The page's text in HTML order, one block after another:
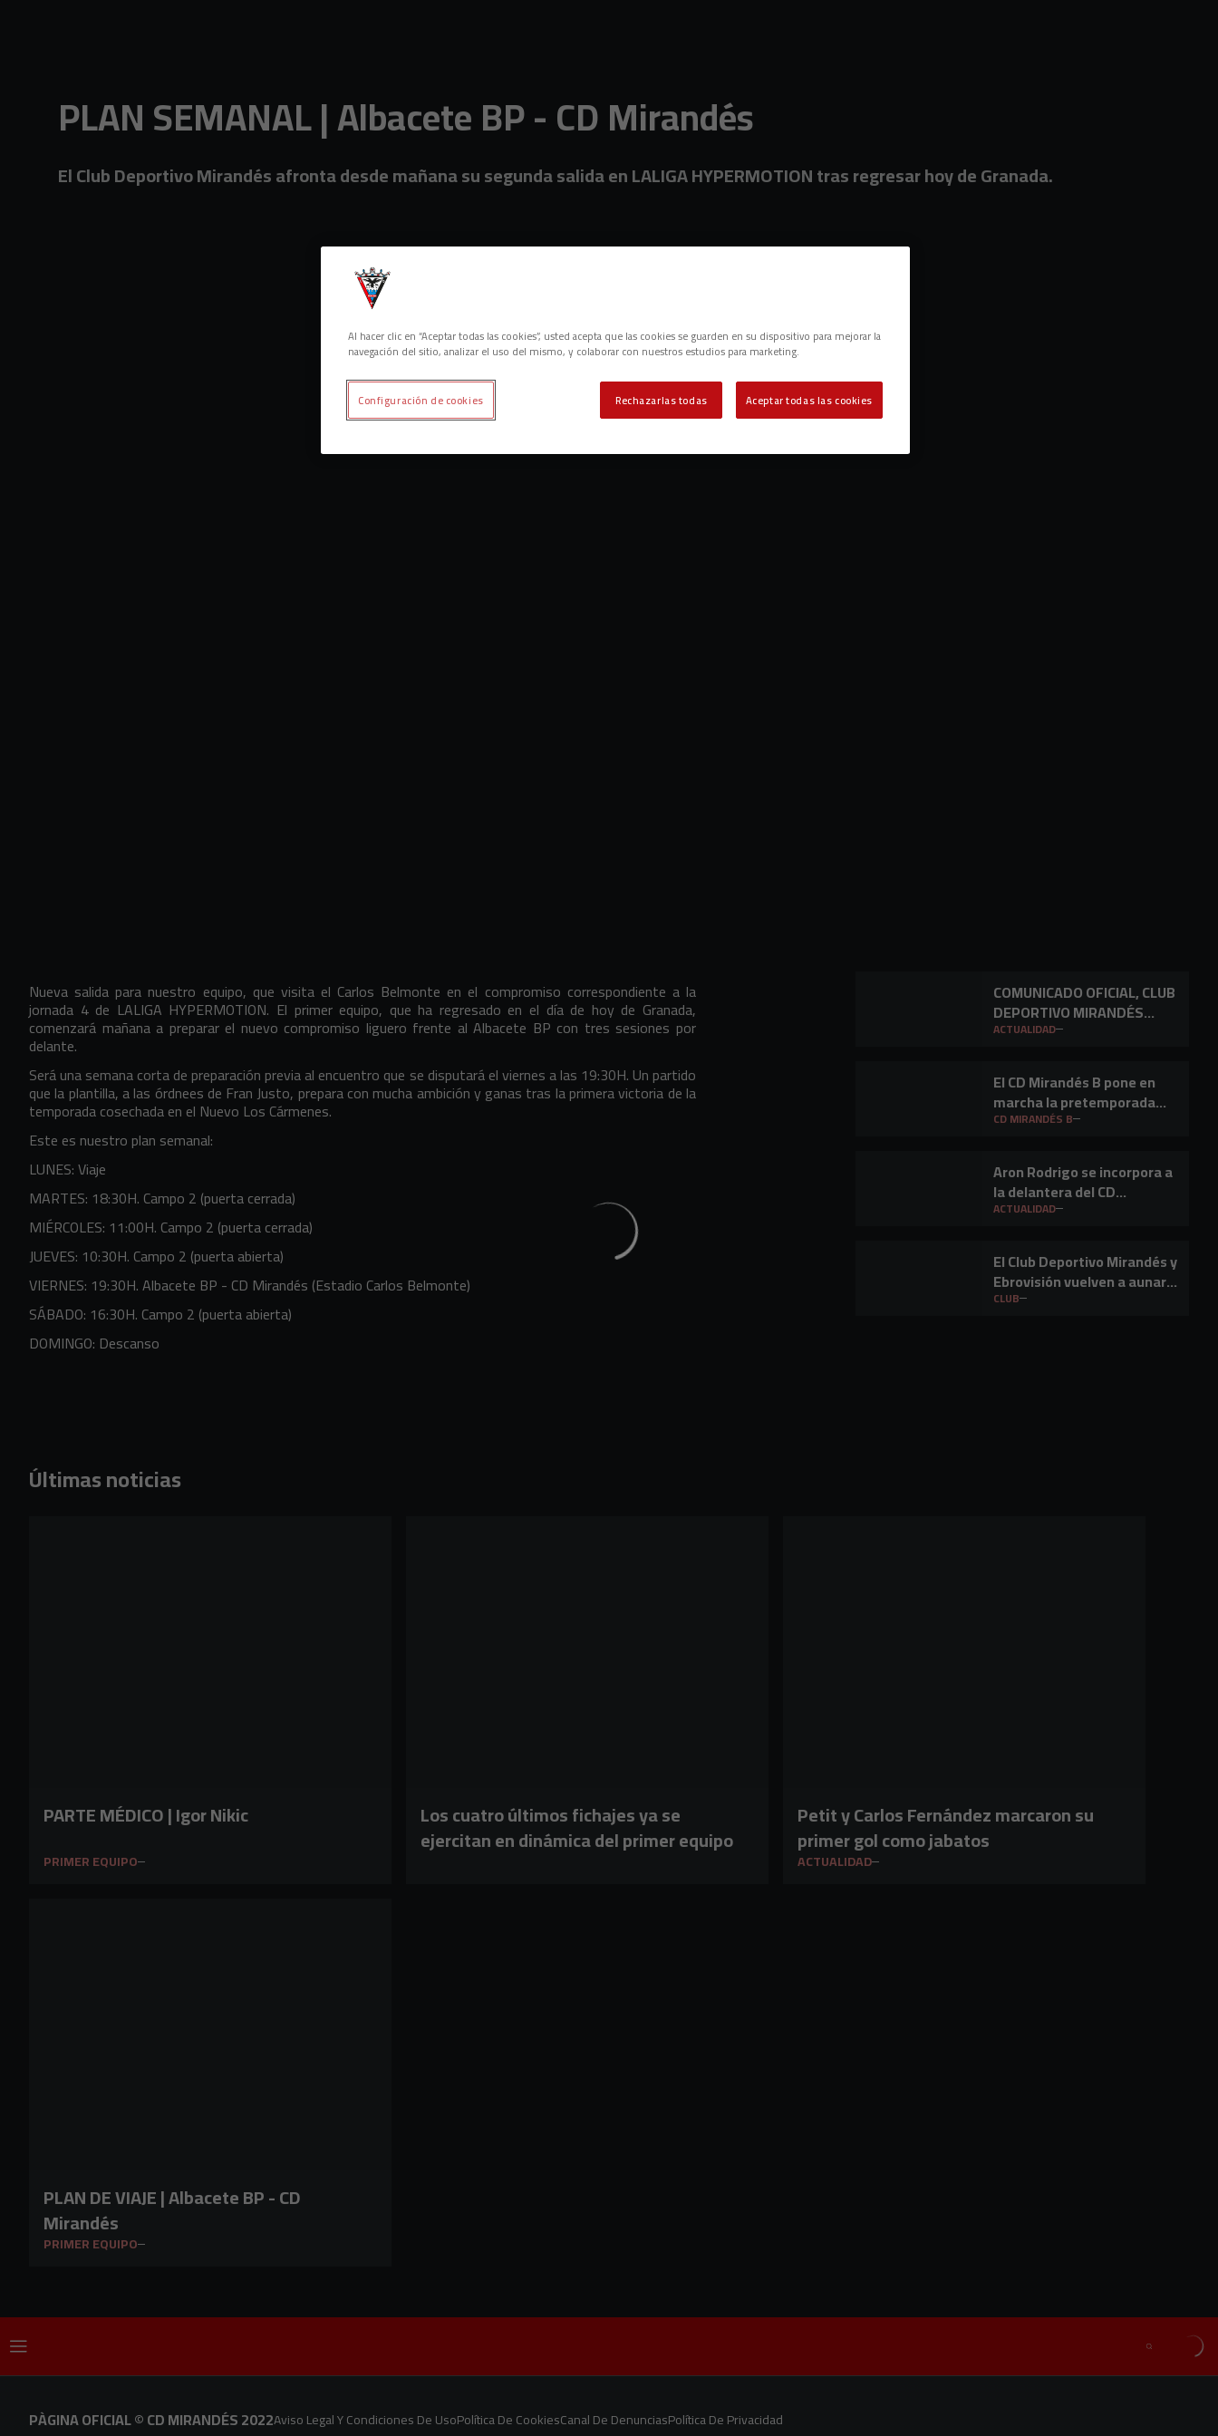
PLAN SEMANAL | Albacete BP - CD Mirandés
El Club Deportivo Mirandés afronta desde mañana su segunda salida en LALIGA HYPERMOTION tras regresar hoy de Granada.
Nueva salida para nuestro equipo, que visita el Carlos Belmonte en el compromiso correspondiente a la
jornada 4 de LALIGA HYPERMOTION. El primer equipo, que ha regresado en el día de hoy de Granada,
comenzará mañana a preparar el nuevo compromiso liguero frente al Albacete BP con tres sesiones por
delante.
Será una semana corta de preparación previa al encuentro que se disputará el viernes a las 19:30H. Un partido
que la plantilla, a las órdnees de Fran Justo, prepara con mucha ambición y ganas tras la primera victoria de la
temporada cosechada en el Nuevo Los Cármenes.
Este es nuestro plan semanal:
LUNES: Viaje
MARTES: 18:30H. Campo 2 (puerta cerrada)
MIÉRCOLES: 11:00H. Campo 2 (puerta cerrada)
JUEVES: 10:30H. Campo 2 (puerta abierta)
VIERNES: 19:30H. Albacete BP - CD Mirandés (Estadio Carlos Belmonte)
SÁBADO: 16:30H. Campo 2 (puerta abierta)
DOMINGO: Descanso
COMUNICADO OFICIAL, CLUB
DEPORTIVO MIRANDÉS
S.A.D.
ACTUALIDAD
El CD Mirandés B pone en
marcha la pretemporada
2026/27
CD MIRANDÉS B
Aron Rodrigo se incorpora a
la delantera del CD
Mirandés
ACTUALIDAD
El Club Deportivo Mirandés y
Ebrovisión vuelven a aunar
fútbol y música en Miranda
CLUB
Últimas noticias
PARTE MÉDICO | Igor Nikic
PRIMER EQUIPO
Los cuatro últimos fichajes ya se
ejercitan en dinámica del primer equipo
Petit y Carlos Fernández marcaron su
primer gol como jabatos
ACTUALIDAD
PLAN DE VIAJE | Albacete BP - CD
Mirandés
PRIMER EQUIPO
Aviso Legal Y Condiciones De UsoPolítica De CookiesCanal De DenunciasPolítica De Privacidad
PÀGINA OFICIAL © CD MIRANDÉS 2022
Al hacer clic en “Aceptar todas las cookies”, usted acepta que las cookies se guarden en su dispositivo para mejorar la
navegación del sitio, analizar el uso del mismo, y colaborar con nuestros estudios para marketing.
Rechazarlas todas Aceptar todas las cookies
Configuración de cookies